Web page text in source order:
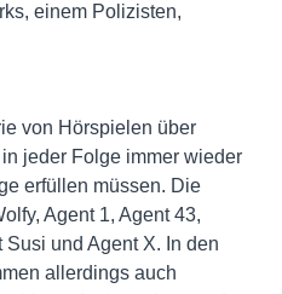
einem Polizisten,
von Hörspielen über
jeder Folge immer wieder
erfüllen müssen. Die
Agent 1, Agent 43,
und Agent X. In den
allerdings auch